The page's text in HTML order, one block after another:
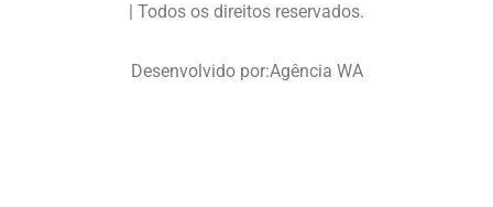
| Todos os direitos reservados.
Desenvolvido por:Agência WA